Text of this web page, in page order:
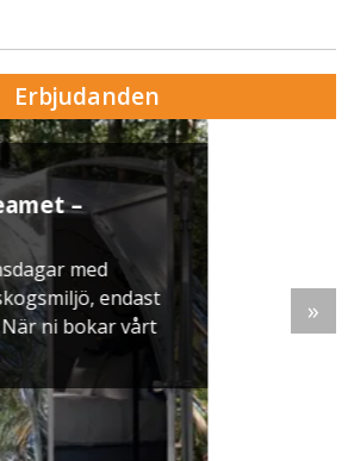
Erbjudanden
från Skytteholm Ekerö
på Ekerö
lägger sig över Mälaren dukar vi
svenskt julbord i Skyttegården. Här
doften av gran, ljus som brinner
...
»